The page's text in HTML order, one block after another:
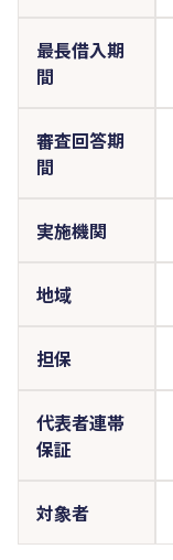
最長借入期
間
審査回答期
間
実施機関
地域
担保
代表者連帯
保証
対象者